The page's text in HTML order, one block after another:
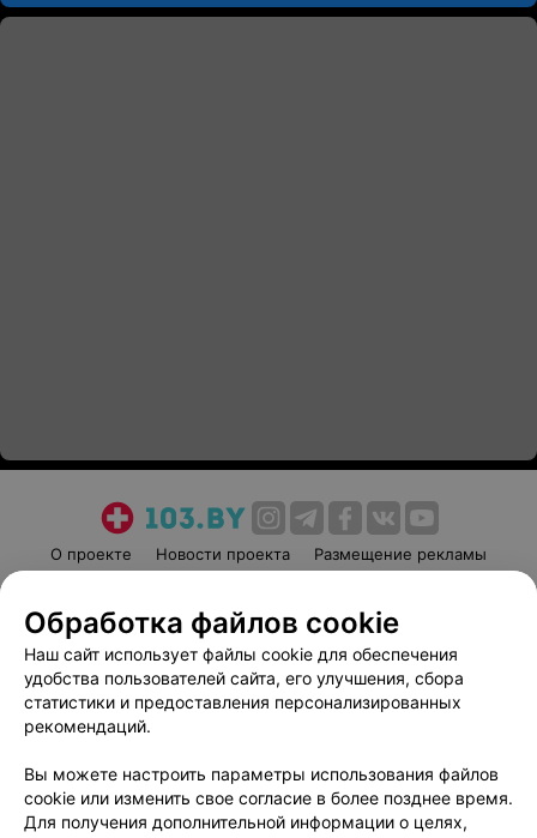
О проекте Новости проекта
Размещение рекламы
Пользовательское соглашение
Способы оплаты
Вакансии
Партнеры
Написать руководителю 103.by
Обработка персональных данных
Обработка файлов cookie
Наш сайт использует файлы cookie для обеспечения
удобства пользователей сайта, его улучшения, сбора
статистики и предоставления персонализированных
рекомендаций.
Вы можете настроить параметры использования файлов
cookie или изменить свое согласие в более позднее время.
Для получения дополнительной информации о целях,